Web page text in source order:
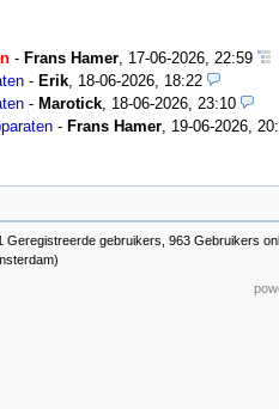
- Frans Hamer 17-06-2026, 22:59
- Erik 18-06-2026, 18:22
- Marotick 18-06-2026, 23:10
- Frans Hamer 19-06-2026,
Geregistreerde gebruikers, 963 Gebruikers